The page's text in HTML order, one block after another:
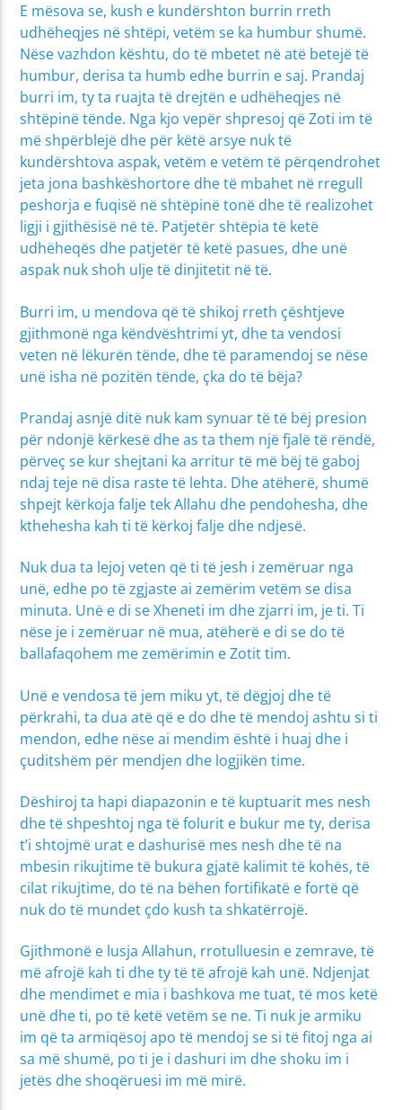
E mësova se, kush e kundërshton burrin rreth
udhëheqjes në shtëpi, vetëm se ka humbur shumë.
Nëse vazhdon kështu, do të mbetet në atë betejë të
humbur, derisa ta humb edhe burrin e saj. Prandaj
burri im, ty ta ruajta të drejtën e udhëheqjes në
shtëpinë tënde. Nga kjo vepër shpresoj që Zoti im të
më shpërblejë dhe për këtë arsye nuk të
kundërshtova aspak, vetëm e vetëm të përqendrohet
jeta jona bashkëshortore dhe të mbahet në rregull
peshorja e fuqisë në shtëpinë tonë dhe të realizohet
ligji i gjithësisë në të. Patjetër shtëpia të ketë
udhëheqës dhe patjetër të ketë pasues, dhe unë
aspak nuk shoh ulje të dinjitetit në të.
Burri im, u mendova që të shikoj rreth çështjeve
gjithmonë nga këndvështrimi yt, dhe ta vendosi
veten në lëkurën tënde, dhe të paramendoj se nëse
unë isha në pozitën tënde, çka do të bëja?
Prandaj asnjë ditë nuk kam synuar të të bëj presion
për ndonjë kërkesë dhe as ta them një fjalë të rëndë,
përveç se kur shejtani ka arritur të më bëj të gaboj
ndaj teje në disa raste të lehta. Dhe atëherë, shumë
shpejt kërkoja falje tek Allahu dhe pendohesha, dhe
kthehesha kah ti të kërkoj falje dhe ndjesë.
Nuk dua ta lejoj veten që ti të jesh i zemëruar nga
unë, edhe po të zgjaste ai zemërim vetëm se disa
minuta. Unë e di se Xheneti im dhe zjarri im, je ti. Ti
nëse je i zemëruar në mua, atëherë e di se do të
ballafaqohem me zemërimin e Zotit tim.
Unë e vendosa të jem miku yt, të dëgjoj dhe të
përkrahi, ta dua atë që e do dhe të mendoj ashtu si ti
mendon, edhe nëse ai mendim është i huaj dhe i
çuditshëm për mendjen dhe logjikën time.
Dëshiroj ta hapi diapazonin e të kuptuarit mes nesh
dhe të shpeshtoj nga të folurit e bukur me ty, derisa
t’i shtojmë urat e dashurisë mes nesh dhe të na
mbesin rikujtime të bukura gjatë kalimit të kohës, të
cilat rikujtime, do të na bëhen fortifikatë e fortë që
nuk do të mundet çdo kush ta shkatërrojë.
Gjithmonë e lusja Allahun, rrotulluesin e zemrave, të
më afrojë kah ti dhe ty të të afrojë kah unë. Ndjenjat
dhe mendimet e mia i bashkova me tuat, të mos ketë
unë dhe ti, po të ketë vetëm se ne. Ti nuk je armiku
im që ta armiqësoj apo të mendoj se si të fitoj nga ai
sa më shumë, po ti je i dashuri im dhe shoku im i
jetës dhe shoqëruesi im më mirë.